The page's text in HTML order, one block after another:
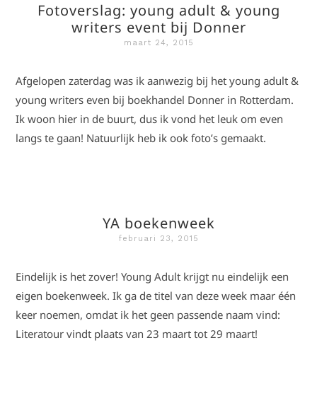
Fotoverslag: young adult & young
writers event bij Donner
maart 24, 2015
Afgelopen zaterdag was ik aanwezig bij het young adult &
young writers even bij boekhandel Donner in Rotterdam.
Ik woon hier in de buurt, dus ik vond het leuk om even
langs te gaan! Natuurlijk heb ik ook foto’s gemaakt.
YA boekenweek
februari 23, 2015
Eindelijk is het zover! Young Adult krijgt nu eindelijk een
eigen boekenweek. Ik ga de titel van deze week maar één
keer noemen, omdat ik het geen passende naam vind:
Literatour vindt plaats van 23 maart tot 29 maart!